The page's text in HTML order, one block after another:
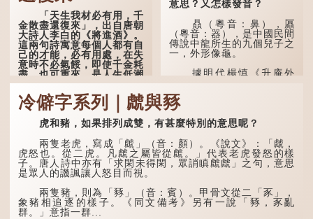
「天生我材必有用，千
金散盡還復來」，出自唐朝
大詩人李白的《將進酒》。
這兩句詩寓意每個人都有自
己的才能，必有用處，在失
意時不必氣餒，即使千金耗
盡，也可重來，是人生低潮
時激勵向上的名句。
原詩寫道：「人生得意
須盡歡，莫使金樽空對月。
天生我材必有用，千金散盡
會須一飲三百杯。」意思是
說：上天給了我才能，必然
有用到的地方；即使千金散
去，也終會重新得到。
李白作此詩時，大約是
天寶十一年。當時他已被唐
玄宗賜金放還約八年，這期
意思？又怎樣發音？
贔（粵音：鼻），屭
（粵音：器），是中國民間
傳說中龍所生的九個兒子之
一，外形像龜。
據明代楊慎《升庵外
集》記載，龍生九子的次序
排列為：贔屭、螭吻、蒲
牢、狴犴、饕餮、蚣蝮、睚
眥、狻猊、椒圖（此為其中
一種說法）。
龍九子外形與能力各有
不同，其中，贔屭原形像
龜，因為能負重，多作為碑
座，有「碑下龜...
冷僻字系列｜虤與豩
虎和豬，如果排列成雙，有甚麼特別的意思呢？
兩隻老虎，寫成「虤」（音：顏）。《說文》：「虤，
虎怒也。從二虎。凡虤之屬皆從虤。」代表老虎發怒的樣
子。唐人詩中亦有「求閑未得閑，眾誚瞋虤虤」之句，意思
是眾人的譏諷讓人怒目而視。
兩隻豬，則為「豩」（音：賓）。甲骨文從二「豕」，
象豬相追逐的樣子。《同文備考》另有一說「豩，豕亂
群。」意指一群...